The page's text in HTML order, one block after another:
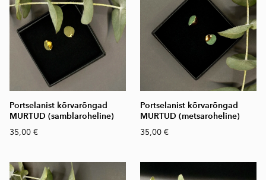
Portselanist kõrvarõngad
MURTUD (samblaroheline)
35,00 €
Portselanist kõrvarõngad
MURTUD (metsaroheline)
35,00 €